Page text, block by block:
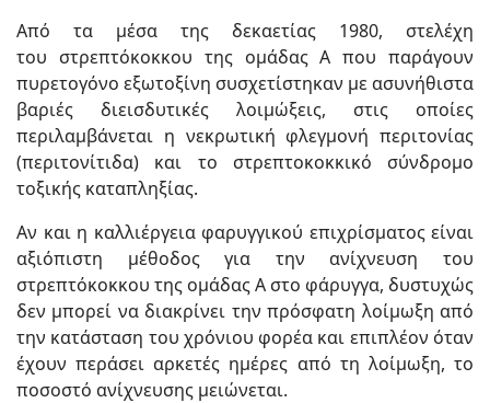
Από τα μέσα της δεκαετίας 1980, στελέχη
του στρεπτόκοκκου της ομάδας Α που παράγουν
πυρετογόνο εξωτοξίνη συσχετίστηκαν με ασυνήθιστα
βαριές διεισδυτικές λοιμώξεις, στις οποίες
περιλαμβάνεται η νεκρωτική φλεγμονή περιτονίας
(περιτονίτιδα) και το στρεπτοκοκκικό σύνδρομο
τοξικής καταπληξίας.
Αν και η καλλιέργεια φαρυγγικού επιχρίσματος είναι
αξιόπιστη μέθοδος για την ανίχνευση του
στρεπτόκοκκου της ομάδας Α στο φάρυγγα, δυστυχώς
δεν μπορεί να διακρίνει την πρόσφατη λοίμωξη από
την κατάσταση του χρόνιου φορέα και επιπλέον όταν
έχουν περάσει αρκετές ημέρες από τη λοίμωξη, το
ποσοστό ανίχνευσης μειώνεται.